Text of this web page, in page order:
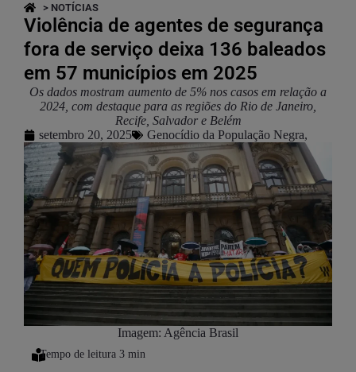
> NOTÍCIAS
Violência de agentes de segurança
fora de serviço deixa 136 baleados
em 57 municípios em 2025
Os dados mostram aumento de 5% nos casos em relação a
2024, com destaque para as regiões do Rio de Janeiro,
Recife, Salvador e Belém
setembro 20, 2025
Genocídio da População Negra,
Imagem: Agência Brasil